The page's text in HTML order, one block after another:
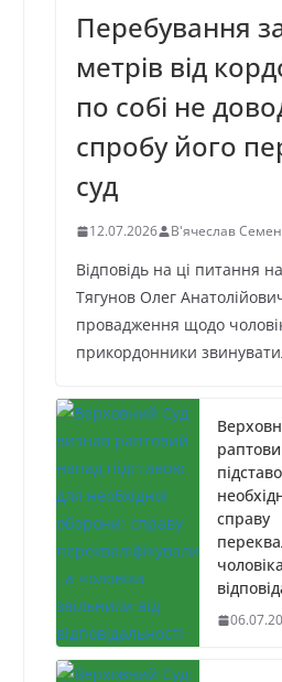
Перебування
метрів від
по собі не
спробу його
суд
12.07.2026 В'ячеслав
Відповідь на ці питання
Тягунов Олег
провадження щодо
прикордонники
справу